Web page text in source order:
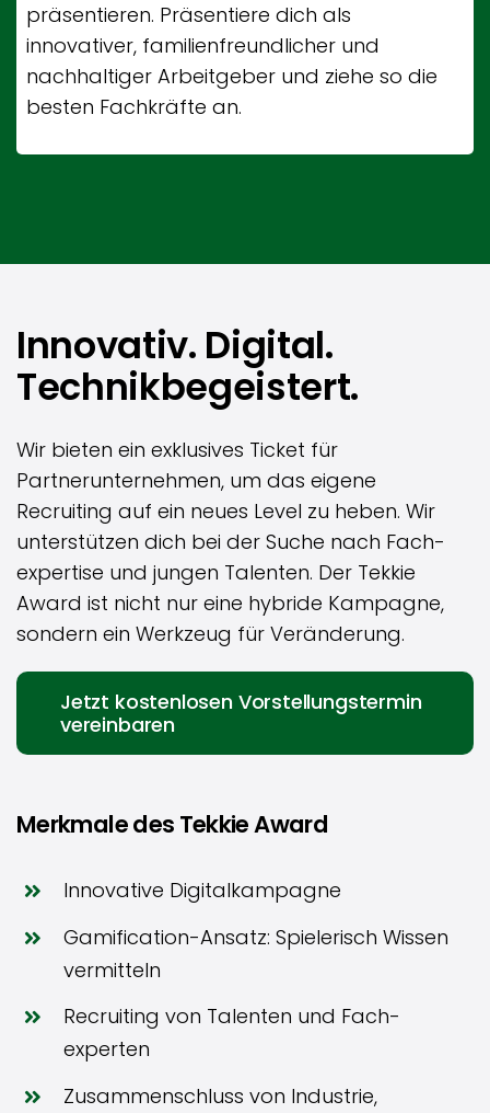
präsentieren. Präsentiere dich als
innovativer, familienfreundlicher und
nachhaltiger Arbeitgeber und ziehe so die
besten Fachkräfte an.
Innovativ. Digital.
Technikbegeistert.
Wir bieten ein exklusives Ticket für
Partnerunternehmen, um das eigene
Recruiting auf ein neues Level zu heben. Wir
unter­stützen dich bei der Suche nach Fach­
expertise und jungen Talenten. Der Tekkie
Award ist nicht nur eine hybride Kampagne,
sondern ein Werkzeug für Veränderung.
Jetzt kostenlosen Vorstellungstermin
vereinbaren
Merkmale des Tekkie Award
Innovative Digitalkampagne
Gamification-Ansatz: Spielerisch Wissen
vermitteln
Recruiting von Talenten und Fach­
experten
Zusammenschluss von Industrie,